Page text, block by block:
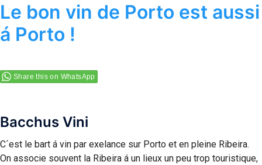
Le bon vin de Porto est aussi
á Porto !
Share this on WhatsApp
Bacchus Vini
C´est le bart á vin par exelance sur Porto et en pleine Ribeira.
On associe souvent la Ribeira á un lieux un peu trop touristique,